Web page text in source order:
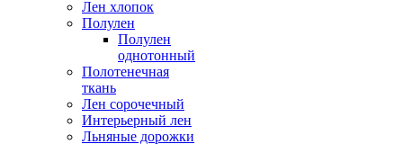
Лен хлопок
Полулен
Полулен
однотонный
Полотенечная
ткань
Лен сорочечный
Интерьерный лен
Льняные дорожки